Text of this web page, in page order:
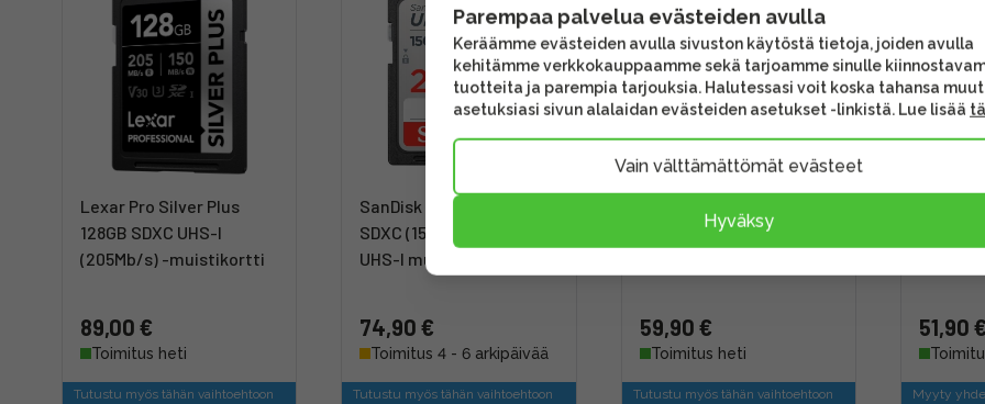
Lexar Pro Silver Plus
128GB SDXC UHS-I
(205Mb/s) -muistikortti
89,00 €
Toimitus heti
Tutustu myös tähän vaihtoehtoon
SanDisk Ultra 256GB
SDXC (150Mb/s) Class 10
UHS-I muistikortti
74,90 €
Toimitus 4 - 6 arkipäivää
Tutustu myös tähän vaihtoehtoon
(800x, 150MB/s) UHS-I (U3
59,90 €
Toimitus heti
Tutustu myös tähän vaihtoehtoon
51,90
Myyty
Parempaa palvelua evästeiden avulla
Keräämme evästeiden avulla sivuston käytöstä tietoja, joiden avulla
kehitämme verkkokauppaamme sekä tarjoamme sinulle
tuotteita ja parempia tarjouksia. Halutessasi voit koska tahansa
asetuksiasi sivun alalaidan evästeiden asetukset -linkistä. Lue lisää
Vain välttämättömät evästeet
Hyväksy